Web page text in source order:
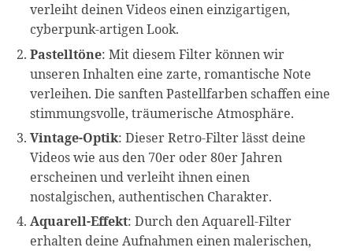
verleiht deinen Videos einen einzigartigen,
cyberpunk-artigen Look.
Pastelltöne: Mit diesem Filter können wir
unseren Inhalten eine zarte, romantische Note
verleihen. Die sanften Pastellfarben schaffen eine
stimmungsvolle, träumerische Atmosphäre.
Vintage-Optik: Dieser Retro-Filter lässt deine
Videos wie aus den 70er oder 80er Jahren
erscheinen und verleiht ihnen einen
nostalgischen, authentischen Charakter.
Aquarell-Effekt: Durch den Aquarell-Filter
erhalten deine Aufnahmen einen malerischen,